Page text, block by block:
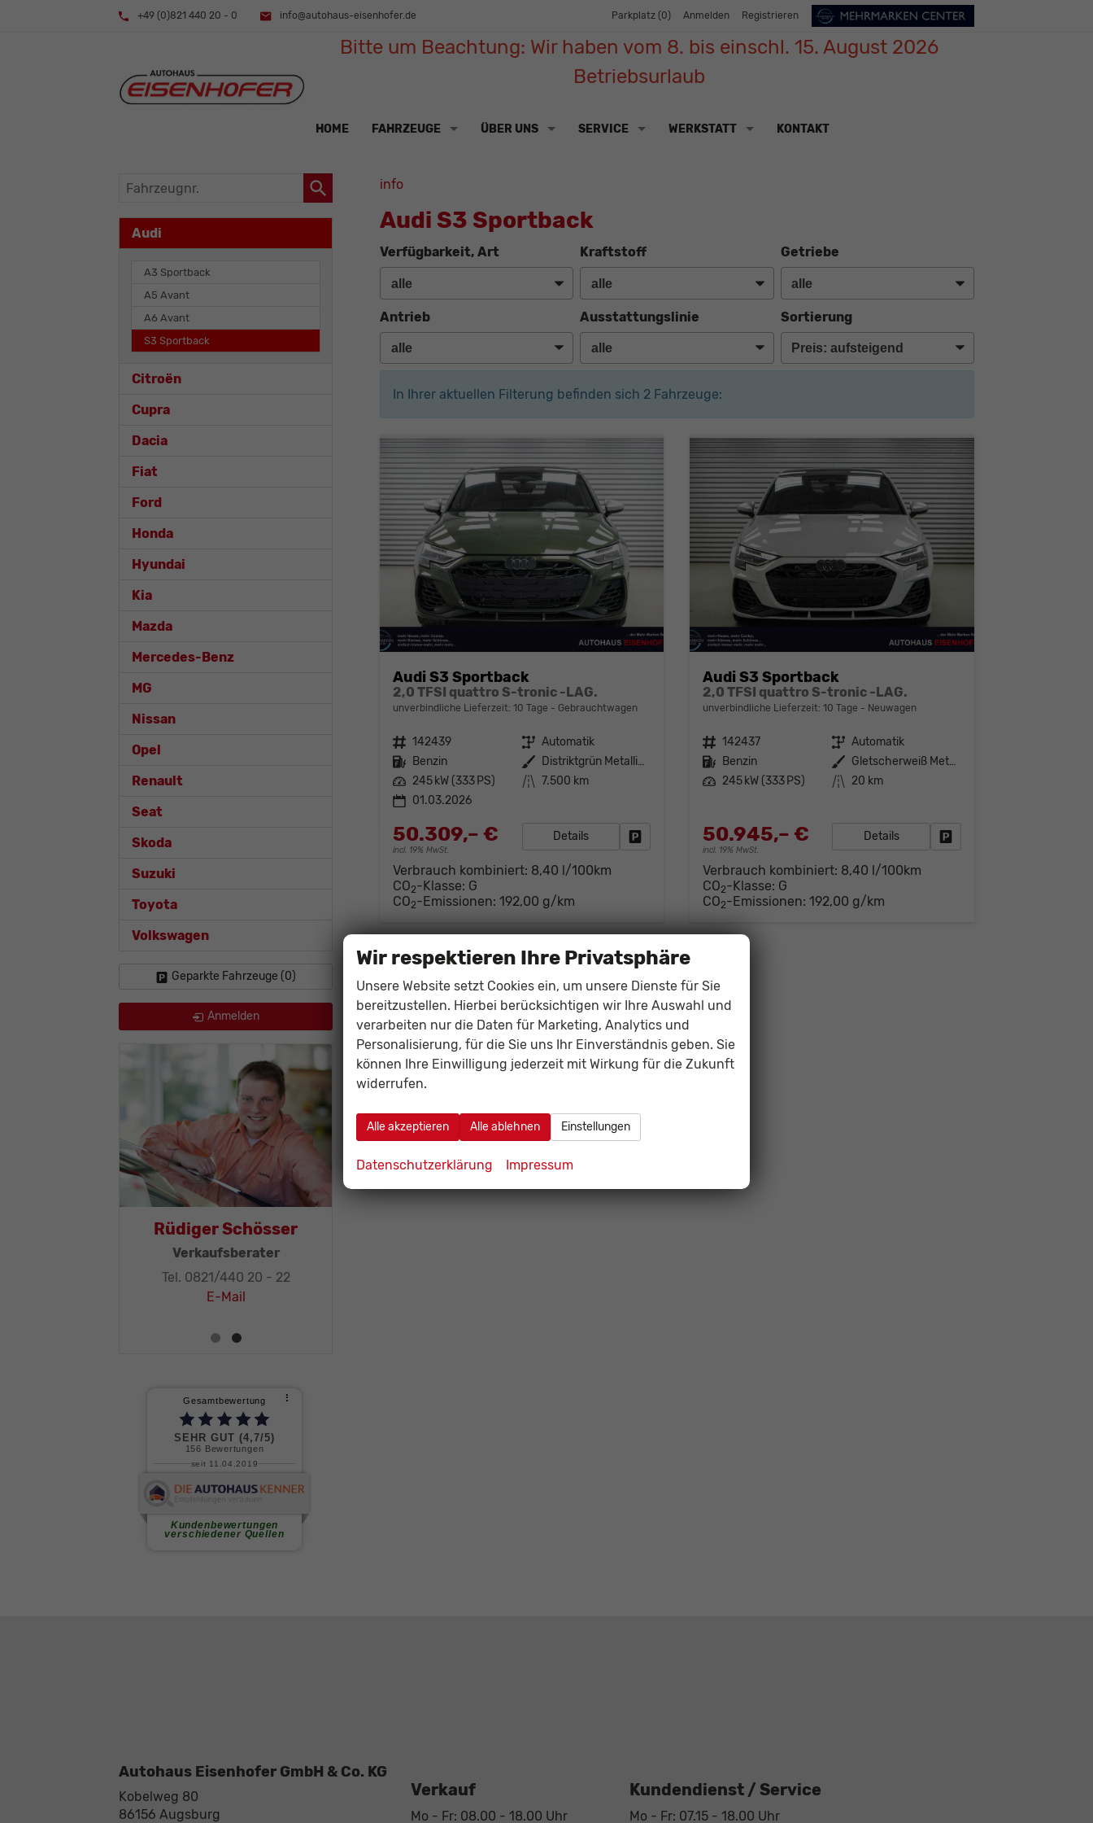
+49 (0)821 440 20 - 0 info@autohaus-eisenhofer.de Parkplatz (0) Anmelden Registrieren
Bitte um Beachtung: Wir haben vom 8. bis einschl. 15. August 2026
Betriebsurlaub
HOME FAHRZEUGE ÜBER UNS SERVICE WERKSTATT KONTAKT
info
Audi S3 Sportback
Verfügbarkeit, Art Kraftstoff Getriebe
Antrieb Ausstattungslinie Sortierung
In Ihrer aktuellen Filterung befinden sich 2Fahrzeuge:
Audi S3 Sportback
2,0 TFSI quattro S-tronic -LAG.
unverbindliche Lieferzeit: 10 Tage Gebrauchtwagen
Fahrzeugnr. 142439 Getriebe Automatik
Kraftstoff Benzin Außenfarbe
Distriktgrün Metallic (M4)
Leistung 245 kW (333 PS) Kilometerstand 7.500 km
01.03.2026
50.309,– €
incl. 19% MwSt.
Details Fahrzeug parken
Verbrauch kombiniert: 8,40 l/100km
CO2-Klasse: G
CO2-Emissionen: 192,00 g/km
Audi S3 Sportback
2,0 TFSI quattro S-tronic -LAG.
unverbindliche Lieferzeit:10 Tage Neuwagen
Fahrzeugnr. 142437 Getriebe Automatik
Kraftstoff Benzin Außenfarbe
Gletscherweiß Metallic (2Y)
Leistung 245 kW (333 PS) Kilometerstand 20 km
50.945,– €
incl. 19% MwSt.
Details
Verbrauch kombiniert: 8,40 l/100km
CO2-Klasse: G
CO2-Emissionen:192,00 g/km
Fahrzeugnr.
Audi
A3 Sportback
A5 Avant
A6 Avant
S3 Sportback
Citroën
Cupra
Dacia
Fiat
Ford
Honda
Hyundai
Kia
Mazda
Mercedes-Benz
MG
Nissan
Opel
Renault
Seat
Skoda
Suzuki
Toyota
Volkswagen
Geparkte Fahrzeuge (0)
Anmelden
Rüdiger Schösser
Verkaufsberater
Tel. 0821/440 20 - 22
E-Mail
Autohaus Eisenhofer GmbH & Co. KG
Kobelweg 80
86156 Augsburg
Verkauf
Mo - Fr: 08.00 - 18.00 Uhr
Kundendienst / Service
Mo - Fr: 07.15 - 18.00 Uhr
Wir respektieren Ihre Privatsphäre
Unsere Website setzt Cookies ein, um unsere Dienste für Sie
bereitzustellen. Hierbei berücksichtigen wir Ihre Auswahl und
verarbeiten nur die Daten für Marketing, Analytics und
Personalisierung, für die Sie uns Ihr Einverständnis geben. Sie
können Ihre Einwilligung jederzeit mit Wirkung für die Zukunft
widerrufen.
Alle akzeptieren Alle ablehnen Einstellungen
Datenschutzerklärung Impressum